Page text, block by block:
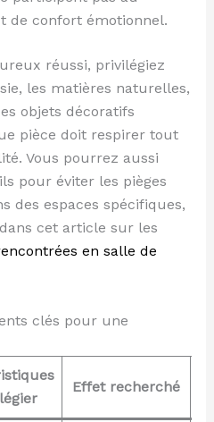
de confort émotionnel.
réussi, privilégiez
les matières naturelles,
objets décoratifs
pièce doit respirer tout
Vous pourrez aussi
pour éviter les pièges
des espaces spécifiques,
cet article sur les
en salle de
clés pour une
Effet recherché